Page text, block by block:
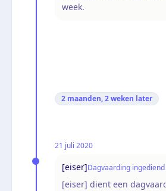
week.
2 maanden, 2 weken later
21 juli 2020
[eiser]Dagvaarding ingediend
[eiser] dient een